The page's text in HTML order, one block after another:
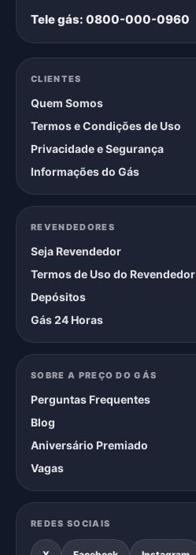
Tele gás: 0800-000-0960
CLIENTES
Quem Somos
Termos e Condições de Uso
Privacidade e Segurança
Informações do Gás
REVENDEDORES
Seja Revendedor
Termos de Uso do Revendedor
Depósitos
Gás 24 Horas
SOBRE A PREÇO DO GÁS
Perguntas Frequentes
Blog
Aniversário Premiado
Vagas
REDES SOCIAIS